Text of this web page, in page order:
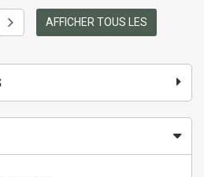
AFFICHER TOUS LES